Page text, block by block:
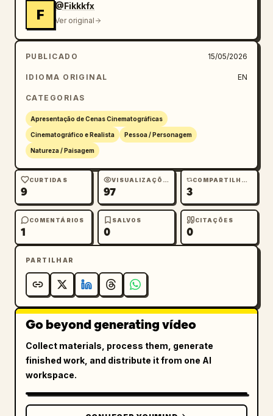
F
@Fikkkfx
Ver original
PUBLICADO 15/05/2026
IDIOMA ORIGINAL EN
CATEGORIAS
Apresentação de Cenas Cinematográficas
Cinematográfico e Realista Pessoa / Personagem
Natureza / Paisagem
CURTIDAS
9
VISUALIZAÇÕES
97
COMPARTILHAMENTOS
3
COMENTÁRIOS
1
SALVOS
0
CITAÇÕES
0
PARTILHAR
Go beyond generating vídeo
Collect materials, process them, generate
finished work, and distribute it from one AI
workspace.